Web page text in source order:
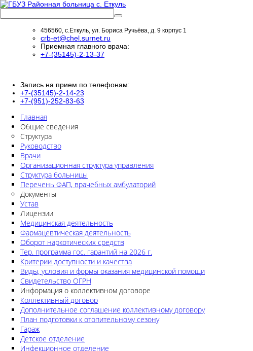
456560, с.Еткуль, ул. Бориса Ручьёва, д. 9 корпус 1
crb-et@chel.surnet.ru
Приемная главного врача:
+7-(35145)-2-13-37
Запись на прием по телефонам:
+7-(35145)-2-14-23
+7-(951)-252-83-63
Главная
Общие сведения
Структура
Руководство
Врачи
Организационная структура управления
Структура больницы
Перечень ФАП, врачебных амбулаторий
Документы
Устав
Лицензии
Медицинская деятельность
Фармацевтическая деятельность
Оборот наркотических средств
Тер. программа гос. гарантий на 2026 г.
Критерии доступности и качества
Виды, условия и формы оказания медицинской помощи
Свидетельство ОГРН
Информация о коллективном договоре
Коллективный договор
Дополнительное соглашение коллективному договору
План подготовки к отопительному сезону
Гараж
Детское отделение
Инфекционное отделение